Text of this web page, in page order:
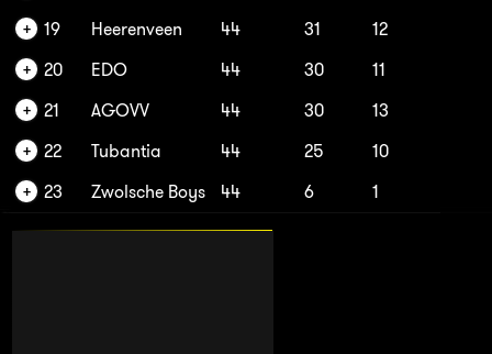
19
Heerenveen 44 31
12
20
EDO 44 30
11
21
AGOVV 44 30
13
22
Tubantia 44 25
10
23
Zwolsche Boys 44 6 1